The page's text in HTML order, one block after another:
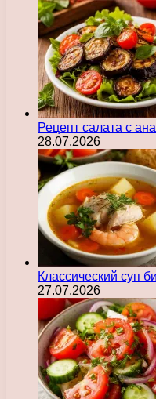
Рецепт салата с
28.07.2026
Классический суп
27.07.2026